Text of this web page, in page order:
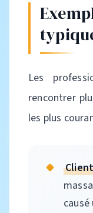
Les
rencontrer
les plus